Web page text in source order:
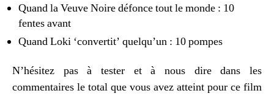
Quand la Veuve Noire défonce tout le monde : 10
fentes avant
Quand Loki ‘convertit’ quelqu’un : 10 pompes
N’hésitez pas à tester et à nous dire dans les
commentaires le total que vous avez atteint pour ce film